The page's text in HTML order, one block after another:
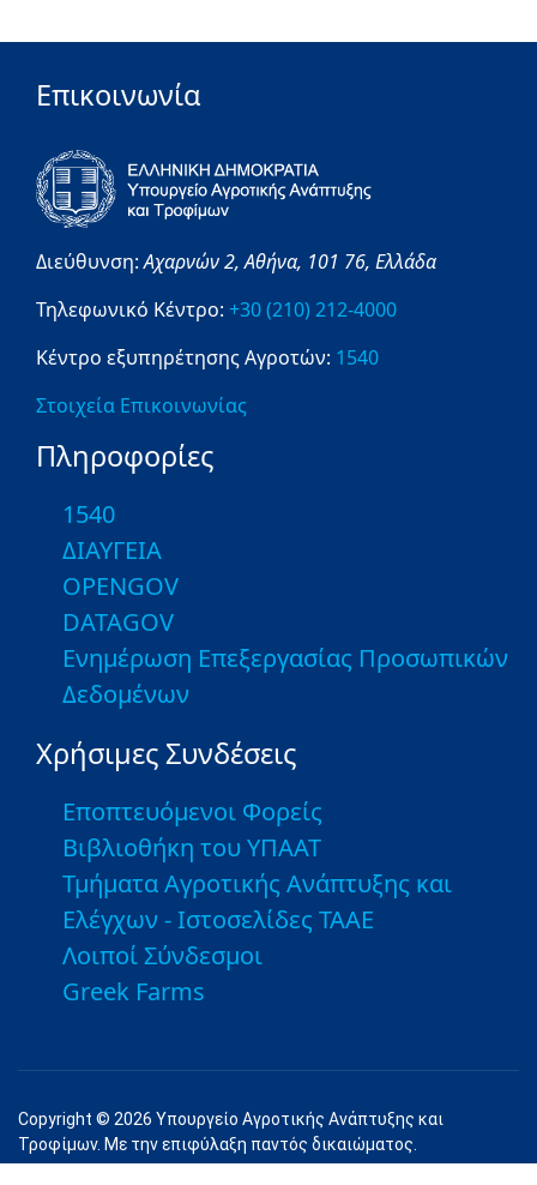
Επικοινωνία
Διεύθυνση:Αχαρνών 2,Αθήνα, 101 76, Ελλάδα
Τηλεφωνικό Κέντρο: +30 (210) 212-4000
Κέντρο εξυπηρέτησης Αγροτών: 1540
Στοιχεία Επικοινωνίας
Πληροφορίες
1540
ΔΙΑΥΓΕΙΑ
OPENGOV
DATAGOV
Ενημέρωση Επεξεργασίας Προσωπικών
Δεδομένων
Χρήσιμες Συνδέσεις
Εποπτευόμενοι Φορείς
Βιβλιοθήκη του ΥΠΑΑΤ
Τμήματα Αγροτικής Ανάπτυξης και
Ελέγχων - Ιστοσελίδες ΤΑΑΕ
Λοιποί Σύνδεσμοι
Greek Farms
Copyright © 2026 Υπουργείο Αγροτικής Ανάπτυξης και
Τροφίμων. Με την επιφύλαξη παντός δικαιώματος.